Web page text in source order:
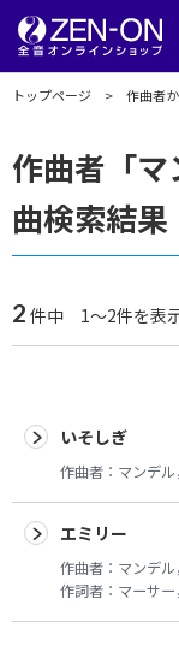
トップページ 作曲者
作曲者「
曲検索結果
2 件中 1～2件を表
いそしぎ
作曲者： マンデ
エミリー
作曲者： マンデ
作詞者： マーサ